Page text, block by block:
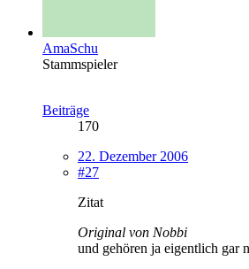
AmaSchu
Stammspieler
Beiträge
170
22. Dezember 2006
#27
Zitat
Original von Nobbi
und gehören ja eigentlich gar